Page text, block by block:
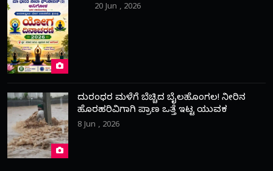
20 Jun , 2026
ದುರಂಧರ ಮಳೆಗೆ ಬೆಚ್ಚಿದ ಬೈಲಹೊಂಗಲ! ನೀರಿನ
ಹೊರಹರಿವಿಗಾಗಿ ಪ್ರಾಣ ಒತ್ತೆ ಇಟ್ಟ ಯುವಕ
8 Jun , 2026